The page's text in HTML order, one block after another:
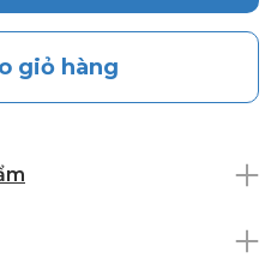
giỏ hàng